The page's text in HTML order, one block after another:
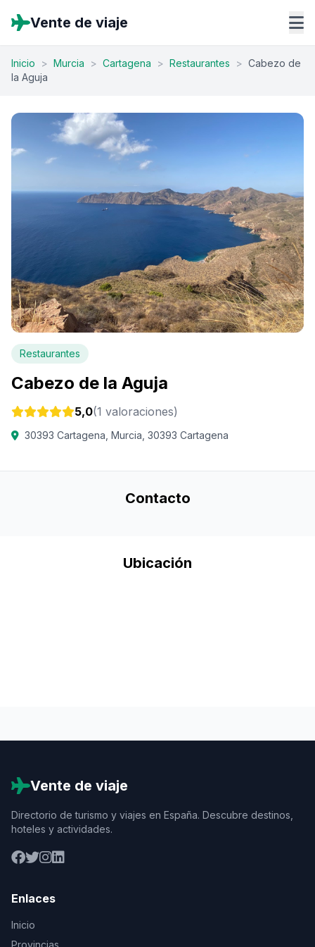
Vente de viaje
Inicio > Murcia > Cartagena > Restaurantes > Cabezo de
la Aguja
Restaurantes
Cabezo de la Aguja
5,0(1 valoraciones)
30393 Cartagena, Murcia, 30393 Cartagena
Contacto
Ubicación
Vente de viaje
Directorio de turismo y viajes en España. Descubre destinos,
hoteles y actividades.
Enlaces
Inicio
Provincias